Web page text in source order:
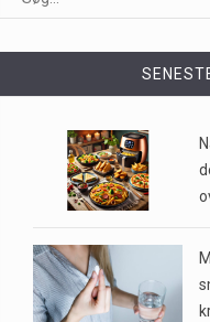
af mennesker…
til…